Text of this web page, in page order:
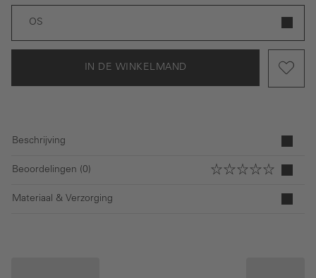
OS
IN DE WINKELMAND
Beschrijving
Beoordelingen (0)
Materiaal & Verzorging